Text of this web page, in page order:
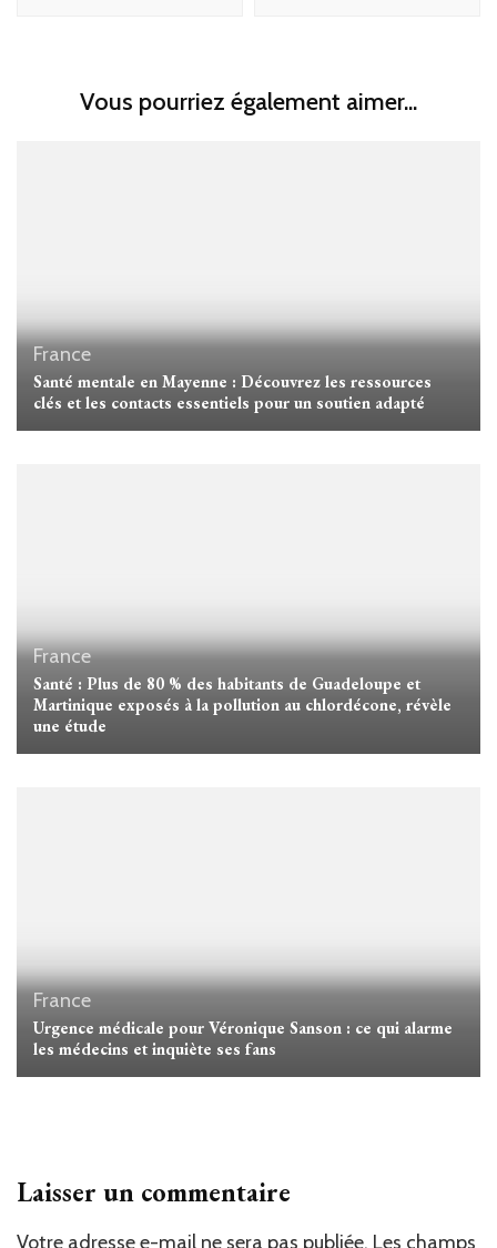
Vous pourriez également aimer...
France
Santé mentale en Mayenne : Découvrez les ressources
clés et les contacts essentiels pour un soutien adapté
France
Santé : Plus de 80 % des habitants de Guadeloupe et
Martinique exposés à la pollution au chlordécone, révèle
une étude
France
Urgence médicale pour Véronique Sanson : ce qui alarme
les médecins et inquiète ses fans
Laisser un commentaire
Votre adresse e-mail ne sera pas publiée. Les champs